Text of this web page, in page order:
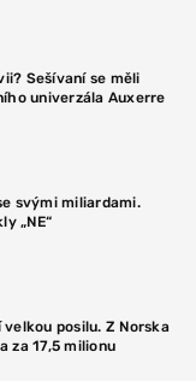
Sešívaní se měli
univerzála Auxerre
svými miliardami.
„NE“
posilu. Z Norska
za 17,5 milionu